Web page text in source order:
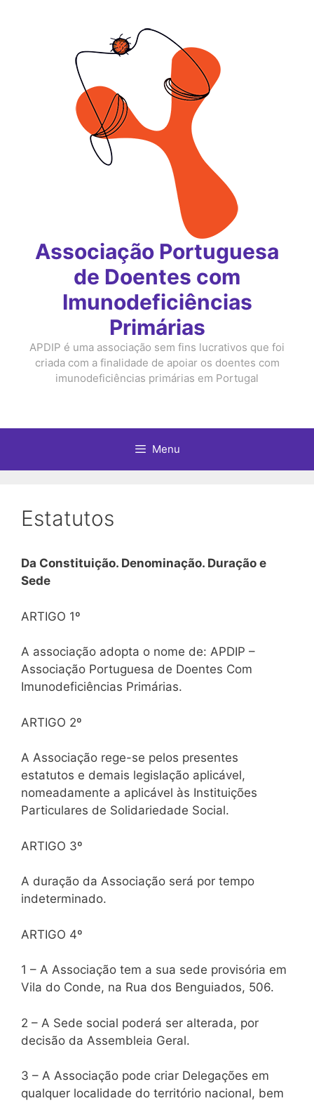
Associação Portuguesa
de Doentes com
Imunodeficiências
Primárias
APDIP é uma associação sem fins lucrativos que foi
criada com a finalidade de apoiar os doentes com
imunodeficiências primárias em Portugal
Menu
Estatutos
Da Constituição. Denominação. Duração e
Sede
ARTIGO 1º
A associação adopta o nome de: APDIP –
Associação Portuguesa de Doentes Com
Imunodeficiências Primárias.
ARTIGO 2º
A Associação rege-se pelos presentes
estatutos e demais legislação aplicável,
nomeadamente a aplicável às Instituições
Particulares de Solidariedade Social.
ARTIGO 3º
A duração da Associação será por tempo
indeterminado.
ARTIGO 4º
1 – A Associação tem a sua sede provisória em
Vila do Conde, na Rua dos Benguiados, 506.
2 – A Sede social poderá ser alterada, por
decisão da Assembleia Geral.
3 – A Associação pode criar Delegações em
qualquer localidade do território nacional, bem